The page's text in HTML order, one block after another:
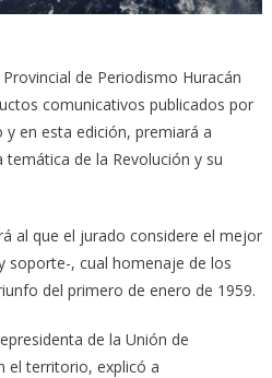
de Periodismo Huracán
comunicativos publicados por
en esta edición, premiará a
de la Revolución y su
al que el jurado considere el mejor
soporte-, cual homenaje de los
del primero de enero de 1959.
de la Unión de
el territorio, explicó a